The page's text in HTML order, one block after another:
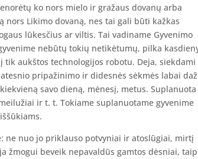
ko nors mielo ir gražaus dovanų arba
nors Likimo dovaną, nes tai gali būti kažkas
lūkesčius ar viltis. Tai vadiname Gyvenimo
nebūtų tokių netikėtumų, pilka
aukštos technologijos robotu. Deja, siekdami
pripažinimo ir didesnės sėkmės labai
savo dieną, mėnesį, metus. Suplanuota
ir t. t. Tokiame suplanuotame gyvenime
ne nuo jo priklauso potvyniai ir atoslūgiai, mirtį
žmogui beveik nepavaldūs gamtos dėsniai, taip